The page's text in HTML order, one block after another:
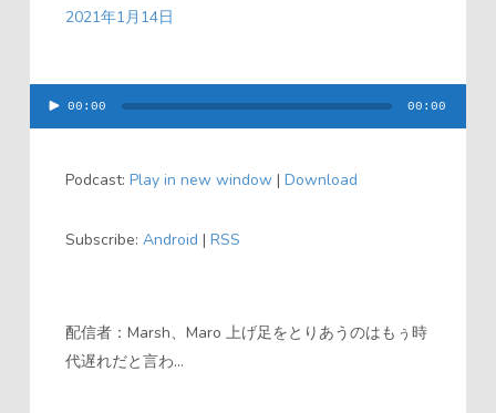
2021年1月14日
00:00 00:00
Podcast: Play in new window| Download
Subscribe: Android | RSS
配信者：Marsh、Maro 上げ足をとりあうのはもぅ時
代遅れだと言わ...